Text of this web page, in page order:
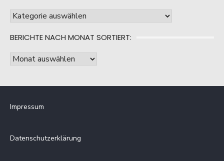
Berichte
Kategorie
sortiert:
BERICHTE NACH MONAT SORTIERT:
Berichte
Impressum
Datenschutzerklärung